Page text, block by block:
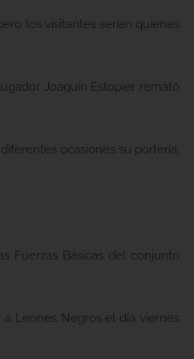
los visitantes serían quienes
Joaquín Estopier remató
ocasiones su portería,
Fuerzas Básicas del conjunto
Leones Negros el día viernes